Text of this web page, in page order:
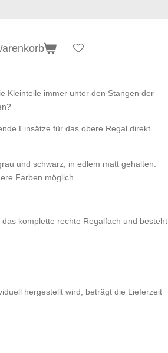
Kleinteile immer unter den Stangen der
Einsätze für das obere Regal direkt
und schwarz, in edlem matt gehalten.
Farben möglich.
komplette rechte Regalfach und besteht
hergestellt wird, beträgt die Lieferzeit